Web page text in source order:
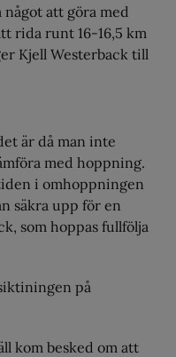
att göra med
rida runt 16-16,5 km
Kjell Westerback till
är då man inte
med hoppning.
i omhoppningen
säkra upp för en
som hoppas fullfölja
på
kom besked om att